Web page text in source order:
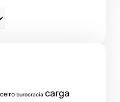
burocracia carga